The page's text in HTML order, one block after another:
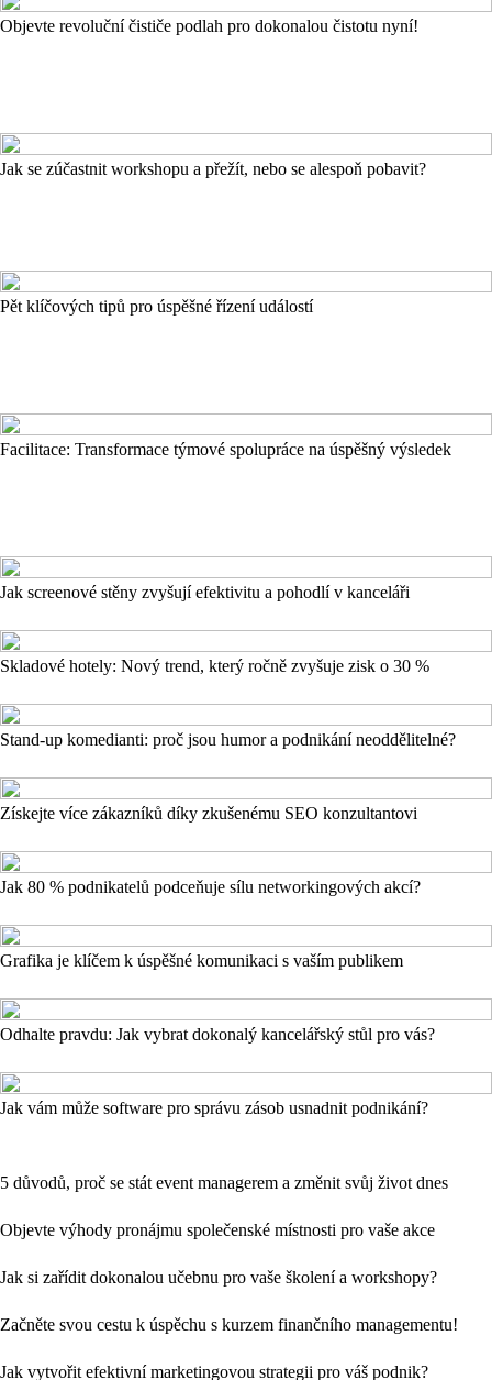
Objevte revoluční čističe podlah pro dokonalou čistotu nyní!
Jak se zúčastnit workshopu a přežít, nebo se alespoň pobavit?
Pět klíčových tipů pro úspěšné řízení událostí
Facilitace: Transformace týmové spolupráce na úspěšný výsledek
Jak screenové stěny zvyšují efektivitu a pohodlí v kanceláři
Skladové hotely: Nový trend, který ročně zvyšuje zisk o 30 %
Stand-up komedianti: proč jsou humor a podnikání neoddělitelné?
Získejte více zákazníků díky zkušenému SEO konzultantovi
Jak 80 % podnikatelů podceňuje sílu networkingových akcí?
Grafika je klíčem k úspěšné komunikaci s vaším publikem
Odhalte pravdu: Jak vybrat dokonalý kancelářský stůl pro vás?
Jak vám může software pro správu zásob usnadnit podnikání?
5 důvodů, proč se stát event managerem a změnit svůj život dnes
Objevte výhody pronájmu společenské místnosti pro vaše akce
Jak si zařídit dokonalou učebnu pro vaše školení a workshopy?
Začněte svou cestu k úspěchu s kurzem finančního managementu!
Jak vytvořit efektivní marketingovou strategii pro váš podnik?